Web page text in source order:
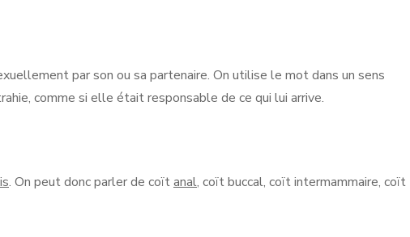
par son ou sa partenaire. On utilise le mot dans un sens
comme si elle était responsable de ce qui lui arrive.
. On peut donc parler de coïtanal, coït buccal, coït intermammaire, coït